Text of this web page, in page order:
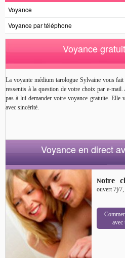
Voyance
Voyance par téléphone
Voyance
La voyante médium tarologue Sylvaine vous
ressentis à la question de votre choix par e-
pas à lui demander votre voyance gratuite. Elle
avec sincérité.
Voyance en direct
Notre
ouvert 7j/7,
avec